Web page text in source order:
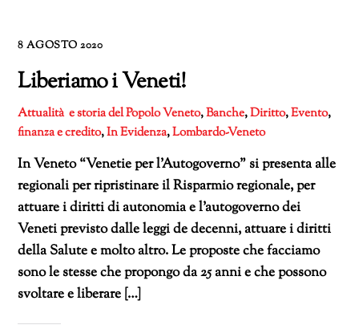
8 AGOSTO 2020
Liberiamo i Veneti!
Attualità e storia del Popolo Veneto,Banche,Diritto,Evento,
finanza e credito,In Evidenza,Lombardo-Veneto
In Veneto “Venetie per l’Autogoverno” si presenta alle
regionali per ripristinare il Risparmio regionale, per
attuare i diritti di autonomia e l’autogoverno dei
Veneti previsto dalle leggi de decenni, attuare i diritti
della Salute e molto altro. Le proposte che facciamo
sono le stesse che propongo da 25 anni e che possono
svoltare e liberare […]